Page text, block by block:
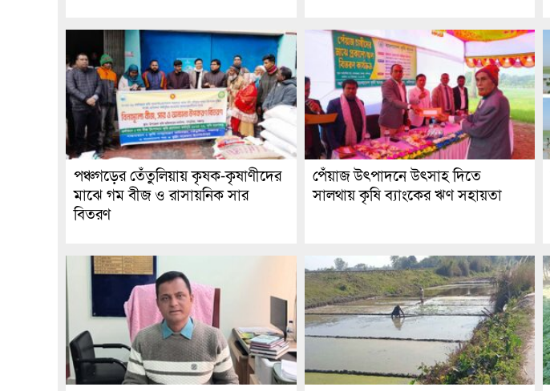
পঞ্চগড়ের তেঁতুলিয়ায় কৃষক-কৃষাণীদের
মাঝে গম বীজ ও রাসায়নিক সার
বিতরণ
পেঁয়াজ উৎপাদনে উৎসাহ দিতে
সালথায় কৃষি ব্যাংকের ঋণ সহায়তা